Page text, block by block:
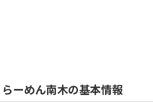
らーめん南木の基本情報